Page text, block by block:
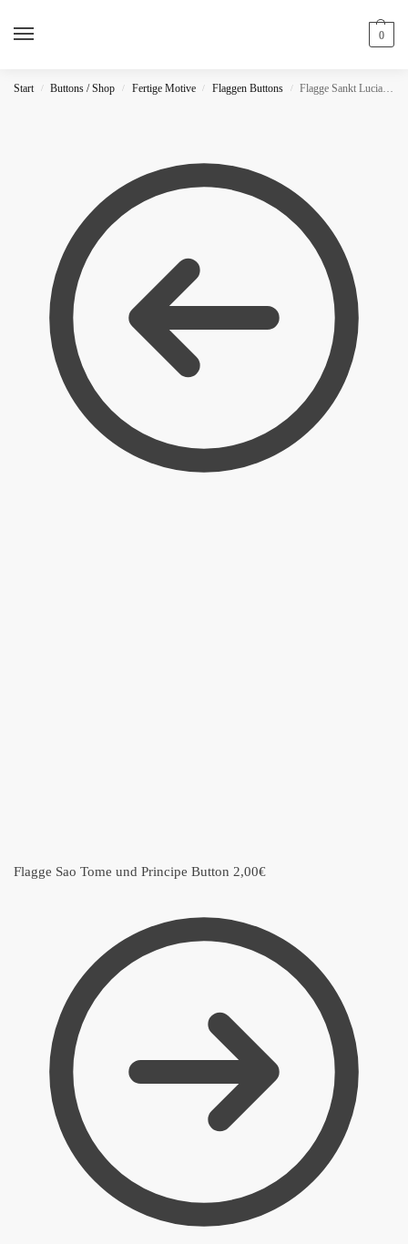
0
Start / Buttons / Shop / Fertige Motive / Flaggen Buttons / Flagge Sankt Lucia Button
Flagge Sao Tome und Principe Button 2,00€